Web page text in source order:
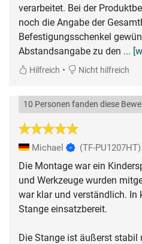
verarbeitet. Bei der
noch die Angabe der
Befestigungsschenkel
Abstandsangabe zu den ...
Hilfreich • Nicht hilfreich
10 Personen fanden diese
Michael (TF-PU1207HT)
Die Montage war ein
und Werkzeuge wurden
war klar und verständlich. In
Stange einsatzbereit.
Die Stange ist äußerst stabil